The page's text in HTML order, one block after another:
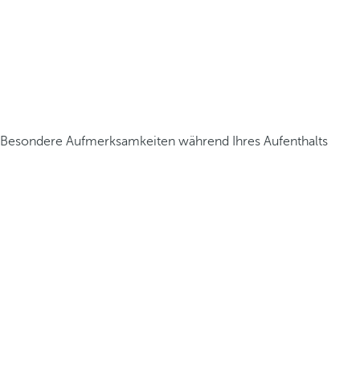
Besondere Aufmerksamkeiten während Ihres Aufenthalts